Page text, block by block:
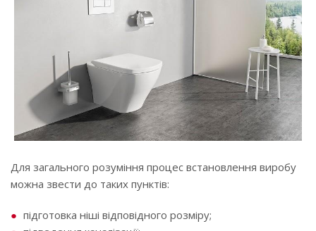
Для загального розуміння процес встановлення виробу
можна звести до таких пунктів:
підготовка ніші відповідного розміру;